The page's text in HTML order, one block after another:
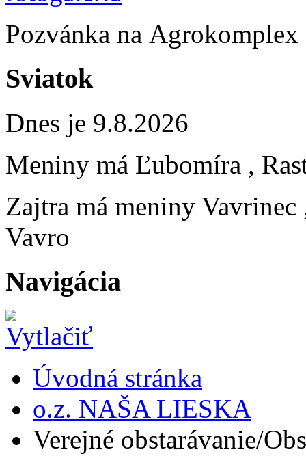
Pozvánka na Agrokomplex
Sviatok
Dnes je 9.8.2026
Meniny má Ľubomíra ,
Zajtra má meniny Vavrinec
Vavro
Navigácia
Úvodná stránka
o.z. NAŠA LIESKA
Verejné obstarávanie/